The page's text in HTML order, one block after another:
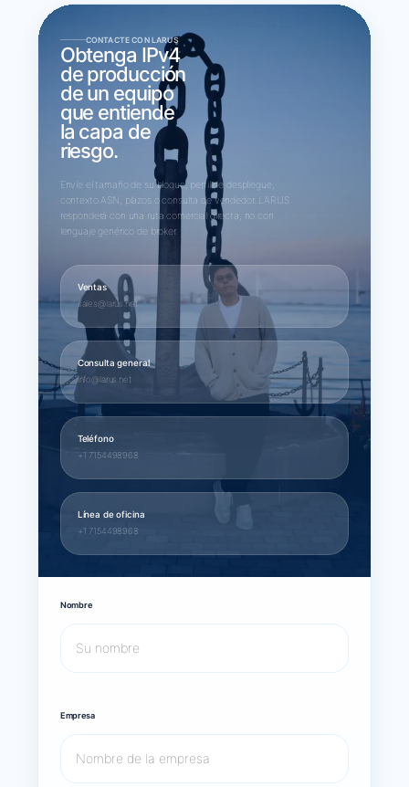
CONTACTE CON LARUS
Obtenga IPv4
de producción
de un equipo
que entiende
la capa de
riesgo.
Envíe el tamaño de su bloque, perfil de despliegue,
contexto ASN, plazos o consulta de vendedor. LARUS
responderá con una ruta comercial directa, no con
lenguaje genérico de broker.
Ventas
sales@larus.net
Consulta general
info@larus.net
Teléfono
+1 7154498968
Línea de oficina
+1 7154498968
Nombre
Empresa